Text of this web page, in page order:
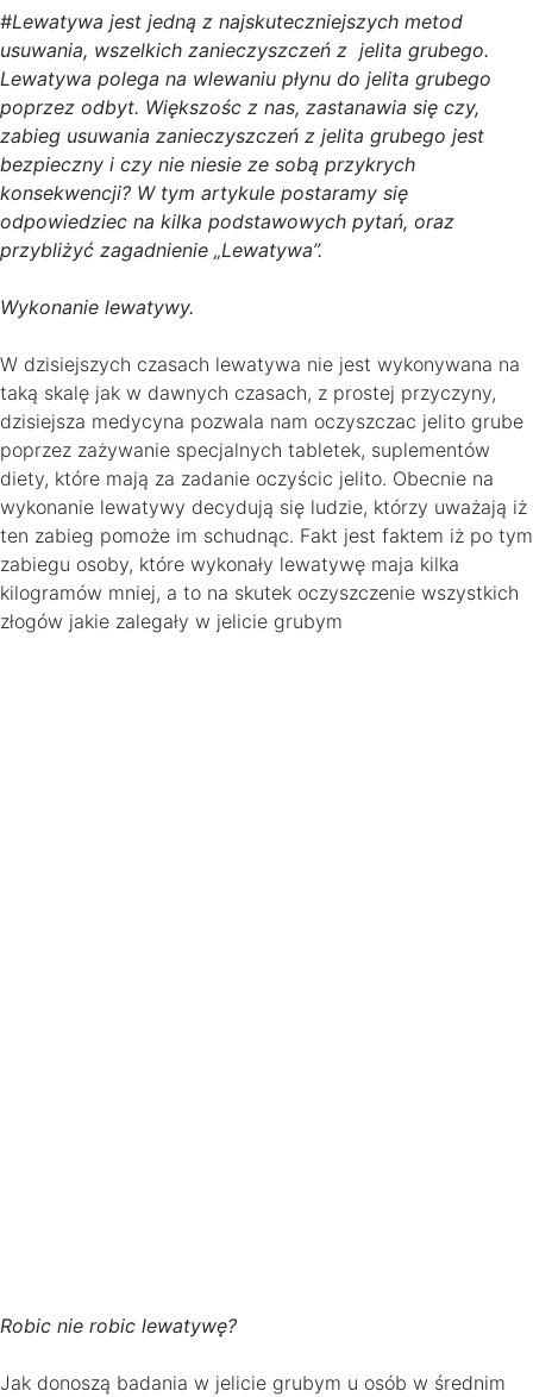
#Lewatywa jest jedną z najskuteczniejszych metod
usuwania, wszelkich zanieczyszczeń z jelita grubego.
Lewatywa polega na wlewaniu płynu do jelita grubego
poprzez odbyt. Większośc z nas, zastanawia się czy,
zabieg usuwania zanieczyszczeń z jelita grubego jest
bezpieczny i czy nie niesie ze sobą przykrych
konsekwencji? W tym artykule postaramy się
odpowiedziec na kilka podstawowych pytań, oraz
przybliżyć zagadnienie „Lewatywa”.
Wykonanie lewatywy.
W dzisiejszych czasach lewatywa nie jest wykonywana na
taką skalę jak w dawnych czasach, z prostej przyczyny,
dzisiejsza medycyna pozwala nam oczyszczac jelito grube
poprzez zażywanie specjalnych tabletek, suplementów
diety, które mają za zadanie oczyścic jelito. Obecnie na
wykonanie lewatywy decydują się ludzie, którzy uważają iż
ten zabieg pomoże im schudnąc. Fakt jest faktem iż po tym
zabiegu osoby, które wykonały lewatywę maja kilka
kilogramów mniej, a to na skutek oczyszczenie wszystkich
złogów jakie zalegały w jelicie grubym
Robic nie robic lewatywę?
Jak donoszą badania w jelicie grubym u osób w średnim